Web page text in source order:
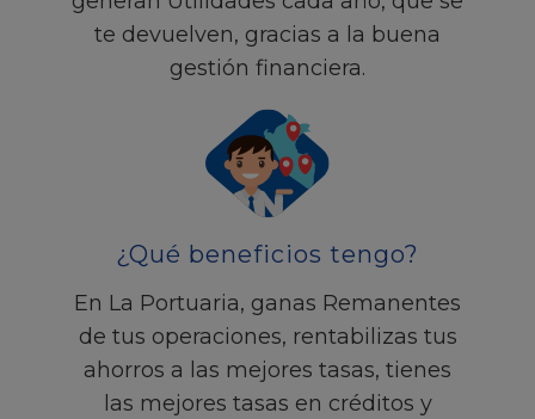
te devuelven, gracias a la buena
gestión financiera.
¿Qué beneficios tengo?
En La Portuaria, ganas Remanentes
de tus operaciones, rentabilizas tus
ahorros a las mejores tasas, tienes
las mejores tasas en créditos y